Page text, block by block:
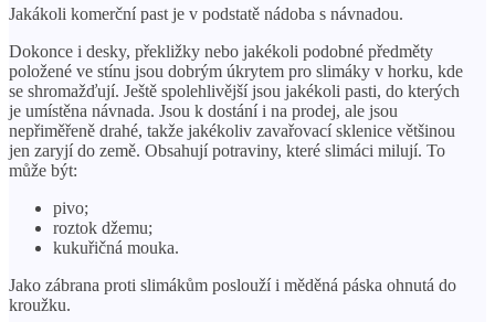
Jakákoli komerční past je v podstatě nádoba s návnadou.
Dokonce i desky, překližky nebo jakékoli podobné předměty
položené ve stínu jsou dobrým úkrytem pro slimáky v horku, kde
se shromažďují. Ještě spolehlivější jsou jakékoli pasti, do kterých
je umístěna návnada. Jsou k dostání i na prodej, ale jsou
nepřiměřeně drahé, takže jakékoliv zavařovací sklenice většinou
jen zaryjí do země. Obsahují potraviny, které slimáci milují. To
může být:
pivo;
roztok džemu;
kukuřičná mouka.
Jako zábrana proti slimákům poslouží i měděná páska ohnutá do
kroužku.